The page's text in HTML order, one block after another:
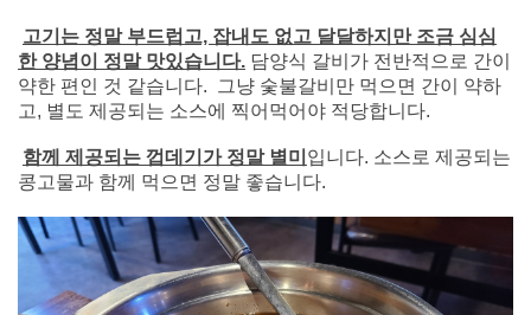
고기는 정말 부드럽고, 잡내도 없고 달달하지만 조금 심심
한 양념이 정말 맛있습니다. 담양식 갈비가 전반적으로 간이
약한 편인 것 같습니다. 그냥 숯불갈비만 먹으면 간이 약하
고, 별도 제공되는 소스에 찍어먹어야 적당합니다.
함께 제공되는 껍데기가 정말 별미 입니다. 소스로 제공되는
콩고물과 함께 먹으면 정말 좋습니다.